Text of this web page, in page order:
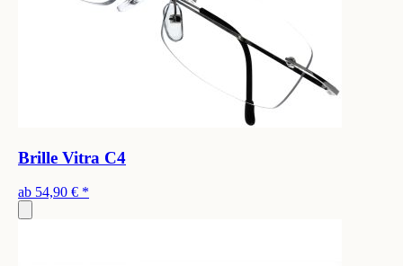
Brille Vitra C4
ab 54,90 € *